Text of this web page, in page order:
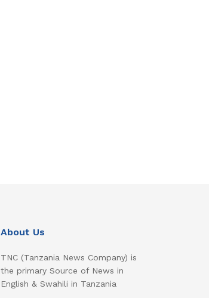
About Us
TNC (Tanzania News Company) is
the primary Source of News in
English & Swahili in Tanzania